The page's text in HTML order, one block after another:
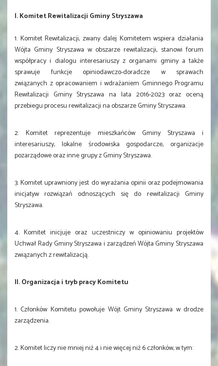
I. Komitet Rewitalizacji Gminy Stryszawa
1. Komitet Rewitalizacji, zwany dalej Komitetem wspiera działania
Wójta Gminy Stryszawa w obszarze rewitalizacji, stanowi forum
współpracy i dialogu interesariuszy z organami gminy a także
sprawuje funkcje opiniodawczo-doradcze w sprawach
związanych z opracowaniem i wdrażaniem Gminnego Programu
Rewitalizacji Gminy Stryszawa na lata 2016-2023 oraz oceną
przebiegu procesu rewitalizacji na obszarze Gminy Stryszawa.
2. Komitet reprezentuje mieszkańców Gminy Stryszawa i
interesariuszy, lokalne środowiska gospodarcze, organizacje
pozarządowe oraz inne grupy z Gminy Stryszawa.
3. Komitet uprawniony jest do wyrażania opinii oraz podejmowania
inicjatyw rozwiązań odnoszących się do rewitalizacji Gminy
Stryszawa.
4. Komitet inicjuje oraz uczestniczy w opiniowaniu projektów
Uchwał Rady Gminy Stryszawa i zarządzeń Wójta Gminy Stryszawa
związanych z rewitalizacją.
II. Organizacja i tryb pracy Komitetu
1. Członków Komitetu powołuje Wójt Gminy Stryszawa w drodze
zarządzenia.
2. Komitet liczy nie mniej niż 4 i nie więcej niż 6 członków, w tym: